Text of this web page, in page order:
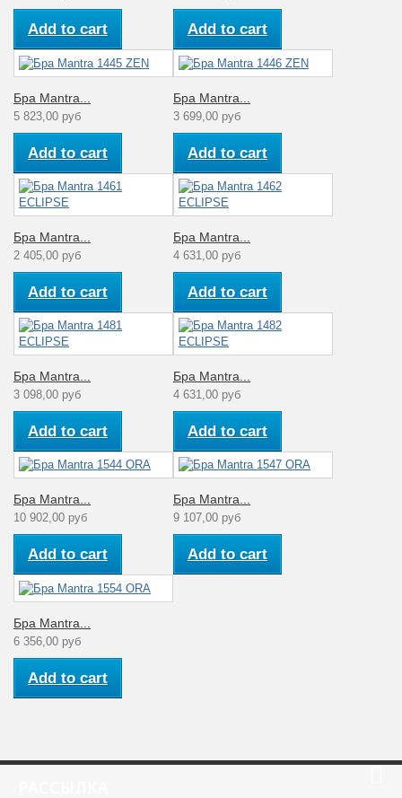
Add to cart Add to cart
Бра Mantra...
5 823,00 руб
Add to cart
Бра Mantra...
3 699,00 руб
Add to cart
Бра Mantra...
2 405,00 руб
Add to cart
Бра Mantra...
4 631,00 руб
Add to cart
Бра Mantra...
3 098,00 руб
Add to cart
Бра Mantra...
4 631,00 руб
Add to cart
Бра Mantra...
10 902,00 руб
Add to cart
Бра Mantra...
9 107,00 руб
Add to cart
Бра Mantra...
6 356,00 руб
Add to cart